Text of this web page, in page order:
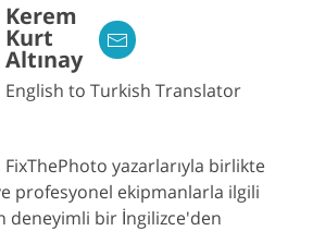
Kerem
Kurt
Altınay
English to Turkish Translator
yazarlarıyla birlikte
profesyonel ekipmanlarla ilgili
deneyimli bir İngilizce'den